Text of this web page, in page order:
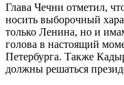
Глава Чечни отметил,
носить выборочный
только Ленина, но и
голова в настоящий
Петербурга. Также
должны решаться